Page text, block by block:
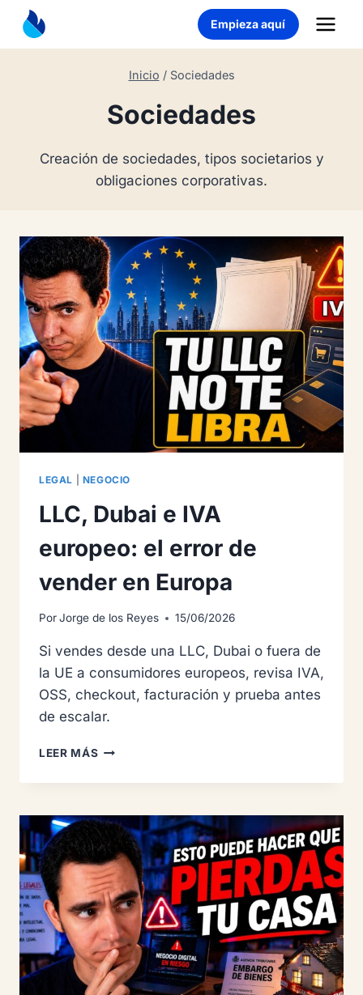
Saltar
contenido
Empieza aquí
Inicio / Sociedades
Sociedades
Creación de sociedades, tipos societarios y
obligaciones corporativas.
LEGAL NEGOCIO
LLC, Dubai e IVA
europeo: el error de
vender en Europa
PorJorge de los Reyes 15/06/2026
Si vendes desde una LLC, Dubai o fuera de
la UE a consumidores europeos, revisa IVA,
OSS, checkout, facturación y prueba antes
de escalar.
LEER MÁSLLC,
E
EUROPEO:
EL
ERROR
DE
VENDER
EN
EUROPA